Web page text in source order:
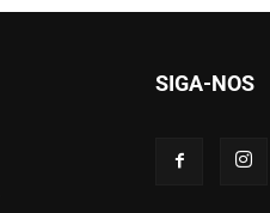
SIGA-NOS